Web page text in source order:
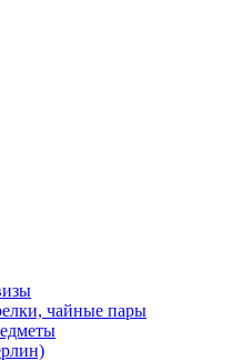
чайные пары